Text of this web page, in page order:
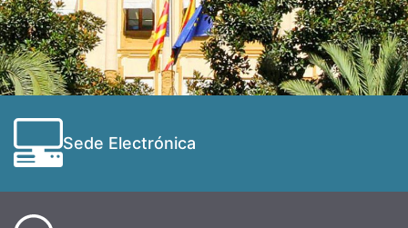
Sede Electrónica